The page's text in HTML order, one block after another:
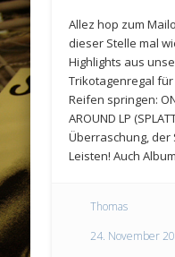
Allez hop zum
dieser Stelle mal
Highlights aus
Trikotagenregal
Reifen springen: ON
AROUND LP
Überraschung,
Leisten! Auch
Thomas
24. November